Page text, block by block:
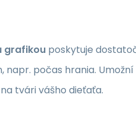
grafikou poskytuje
počas hrania.
tvári vášho dieťaťa.